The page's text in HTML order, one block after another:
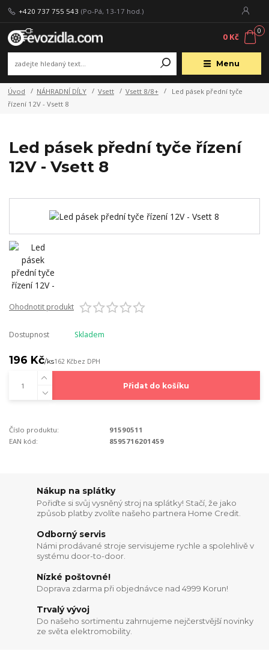
Menu
+420 737 755 543 (Po-Pá, 13-17 hod.)
0
0 Kč
Úvod NÁHRADNÍ DÍLY Vsett Vsett 8/8+
Led pásek přední tyče
řízení 12V - Vsett 8
Led pásek přední tyče řízení
12V - Vsett 8
Ohodnotit produkt
Dostupnost Skladem
196 Kč/ks162 Kčbez DPH
Přidat do košíku
Číslo produktu:
91590511
EAN kód:
8595716201459
Nákup na splátky
Pořiďte si svůj vysněný stroj na splátky! Stačí, že jako
způsob platby zvolíte našeho partnera Home Credit.
Odborný servis
Námi prodávané stroje servisujeme rychle a spolehlivě v
systému door-to-door.
Nízké poštovné!
Doprava zdarma při objednávce nad 4999 Korun!
Trvalý vývoj
Do našeho sortimentu zahrnujeme nejčerstvější novinky
ze světa elektromobility.